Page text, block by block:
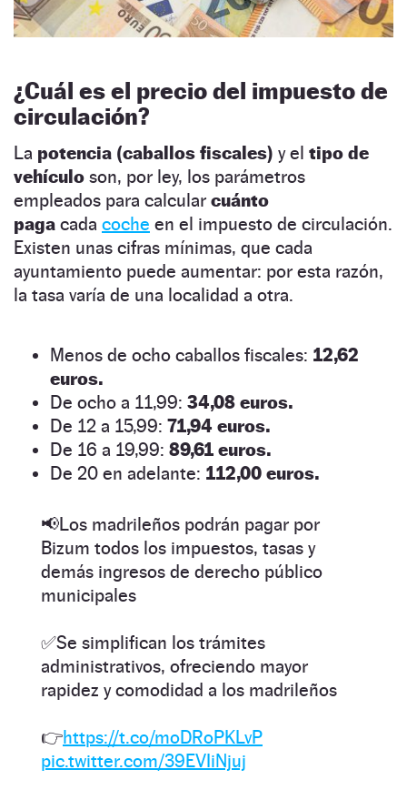
¿Cuál es el precio del impuesto de
circulación?
La potencia (caballos fiscales) y el tipo de
vehículo son, por ley, los parámetros
empleados para calcular cuánto
paga cada coche en el impuesto de circulación.
Existen unas cifras mínimas, que cada
ayuntamiento puede aumentar: por esta razón,
la tasa varía de una localidad a otra.
Menos de ocho caballos fiscales: 12,62
euros.
De ocho a 11,99: 34,08 euros.
De 12 a 15,99: 71,94 euros.
De 16 a 19,99: 89,61 euros.
De 20 en adelante: 112,00 euros.
📢Los madrileños podrán pagar por
Bizum todos los impuestos, tasas y
demás ingresos de derecho público
municipales
✅Se simplifican los trámites
administrativos, ofreciendo mayor
rapidez y comodidad a los madrileños
👉https://t.co/moDRoPKLvP
pic.twitter.com/39EVIiNjuj